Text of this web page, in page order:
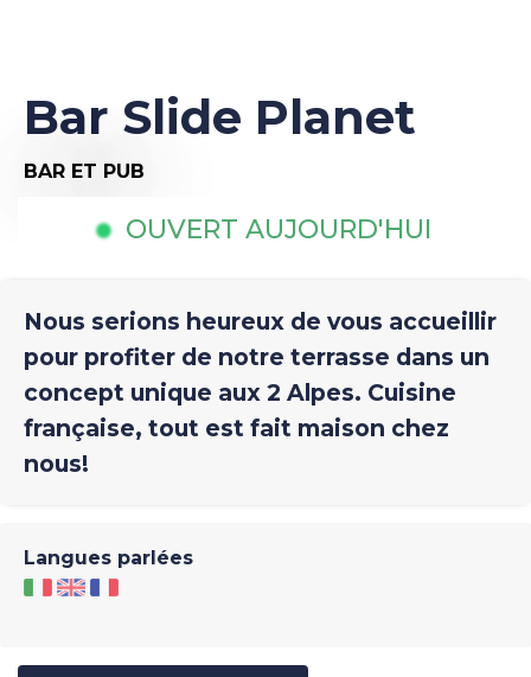
Bar Slide Planet
BAR ET PUB
OUVERT AUJOURD'HUI
Nous serions heureux de vous accueillir
pour profiter de notre terrasse dans un
concept unique aux 2 Alpes. Cuisine
française, tout est fait maison chez
nous!
Langues parlées